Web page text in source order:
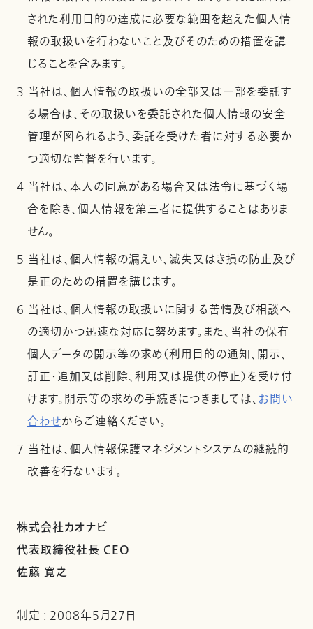
された利用目的の達成に必要な範囲を超えた個人情
報の取扱いを行わないこと及びそのための措置を講
じることを含みます。
3 当社は、個人情報の取扱いの全部又は一部を委託す
る場合は、その取扱いを委託された個人情報の安全
管理が図られるよう、委託を受けた者に対する必要か
つ適切な監督を行います。
4 当社は、本人の同意がある場合又は法令に基づく場
合を除き、個人情報を第三者に提供することはありま
せん。
5 当社は、個人情報の漏えい、滅失又はき損の防止及び
是正のための措置を講じます。
6 当社は、個人情報の取扱いに関する苦情及び相談へ
の適切かつ迅速な対応に努めます。また、当社の保有
個人データの開示等の求め（利用目的の通知、開示、
訂正・追加又は削除、利用又は提供の停止）を受け付
けます。開示等の求めの手続きにつきましては、お問い
合わせからご連絡ください。
7 当社は、個人情報保護マネジメントシステムの継続的
改善を行ないます。
株式会社カオナビ
代表取締役社長 CEO
佐藤 寛之
制定 : 2008年5月27日